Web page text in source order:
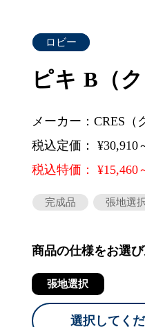
ロビー
ピキ B（
メーカー：CRES（
税込定価： ¥30,910
税込特価： ¥15,460
完成品 張地選
商品の仕様をお選
張地選択
選択してく